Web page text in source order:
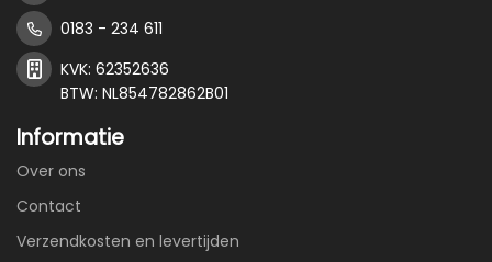
0183 - 234 611
KVK: 62352636
BTW: NL854782862B01
Informatie
Over ons
Contact
Verzendkosten en levertijden